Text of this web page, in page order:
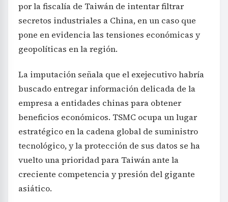
por la fiscalía de Taiwán de intentar filtrar
secretos industriales a China, en un caso que
pone en evidencia las tensiones económicas y
geopolíticas en la región.
La imputación señala que el exejecutivo habría
buscado entregar información delicada de la
empresa a entidades chinas para obtener
beneficios económicos. TSMC ocupa un lugar
estratégico en la cadena global de suministro
tecnológico, y la protección de sus datos se ha
vuelto una prioridad para Taiwán ante la
creciente competencia y presión del gigante
asiático.